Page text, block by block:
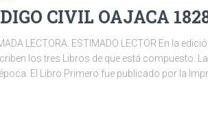
CIVIL OAJACA
LECTORA. ESTIMADO LECTOR En la
los tres Libros de que está compuesto.
El Libro Primero fue publicado por la